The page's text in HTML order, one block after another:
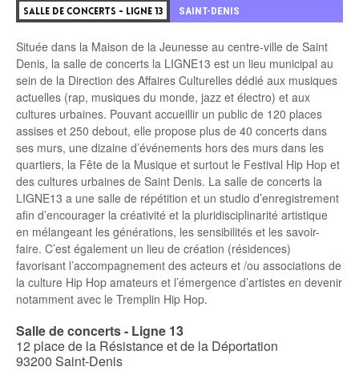
SALLE DE CONCERTS - LIGNE 13 SAINT-DENIS
Située dans la Maison de la Jeunesse au centre-ville de Saint
Denis, la salle de concerts la LIGNE13 est un lieu municipal au
sein de la Direction des Affaires Culturelles dédié aux musiques
actuelles (rap, musiques du monde, jazz et électro) et aux
cultures urbaines. Pouvant accueillir un public de 120 places
assises et 250 debout, elle propose plus de 40 concerts dans
ses murs, une dizaine d’événements hors des murs dans les
quartiers, la Fête de la Musique et surtout le Festival Hip Hop et
des cultures urbaines de Saint Denis. La salle de concerts la
LIGNE13 a une salle de répétition et un studio d’enregistrement
afin d’encourager la créativité et la pluridisciplinarité artistique
en mélangeant les générations, les sensibilités et les savoir-
faire. C’est également un lieu de création (résidences)
favorisant l’accompagnement des acteurs et /ou associations de
la culture Hip Hop amateurs et l’émergence d’artistes en devenir
notamment avec le Tremplin Hip Hop.
Salle de concerts - Ligne 13
12 place de la Résistance et de la Déportation
93200 Saint-Denis